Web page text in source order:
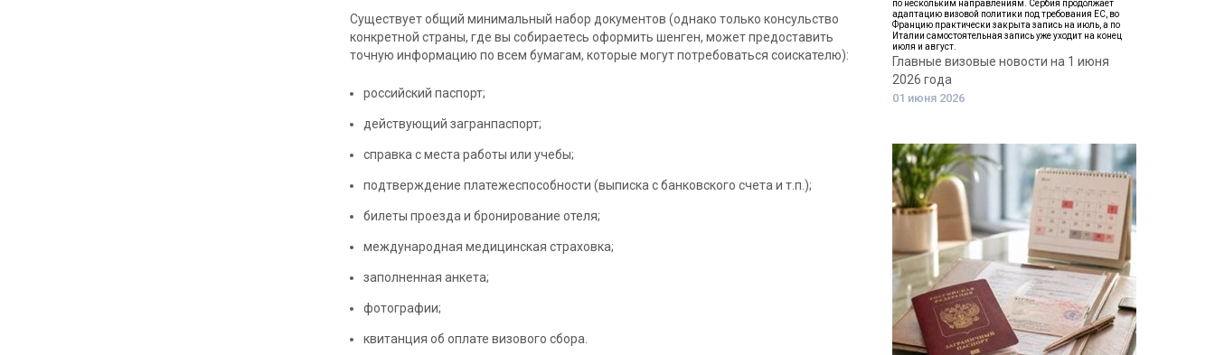
Существует общий минимальный набор документов (однако только консульство
конкретной страны, где вы собираетесь оформить шенген, может предоставить
точную информацию по всем бумагам, которые могут потребоваться соискателю):
российский паспорт;
действующий загранпаспорт;
справка с места работы или учебы;
подтверждение платежеспособности (выписка с банковского счета и т.п.);
билеты проезда и бронирование отеля;
международная медицинская страховка;
заполненная анкета;
фотографии;
квитанция об оплате визового сбора.
по нескольким направлениям. Сербия продолжает
адаптацию визовой политики под требования ЕС, во
Францию практически закрыта запись на июль, а по
Италии самостоятельная запись уже уходит на конец
июля и август.
Главные визовые новости на 1 июня
2026 года
01 июня 2026